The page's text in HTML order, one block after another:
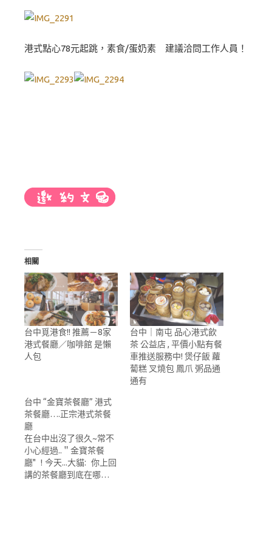
港式點心78元起跳，素食/蛋奶素 建議洽問工作人員！
相關
台中覓港食!! 推薦－8家
港式餐廳／咖啡館 是懶
人包
台中｜南屯 品心港式飲
茶 公益店 , 平價小點有餐
車推送服務中! 煲仔飯 蘿
蔔糕 叉燒包 鳳爪 粥品通
通有
台中 “金寶茶餐廳” 港式
茶餐廳….正宗港式茶餐
廳
在台中出沒了很久~常不
小心經過..＂金寶茶餐
廳" ! 今天...大貓: 你上回
講的茶餐廳到底在哪…